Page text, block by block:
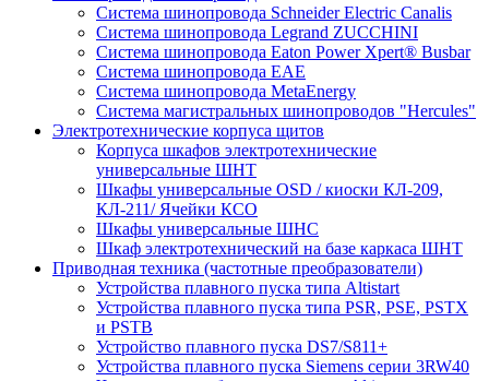
Система шинопровода Schneider Electric Canalis
Система шинопровода Legrand ZUCCHINI
Система шинопровода Eaton Power Xpert® Busbar
Система шинопровода EAE
Система шинопровода MetaEnergy
Система магистральных шинопроводов "Hercules"
Электротехнические корпуса щитов
Корпуса шкафов электротехнические
универсальные ШНТ
Шкафы универсальные OSD / киоски КЛ-209,
КЛ-211/ Ячейки КСО
Шкафы универсальные ШНС
Шкаф электротехнический на базе каркаса ШНТ
Приводная техника (частотные преобразователи)
Устройства плавного пуска типа Altistart
Устройства плавного пуска типа PSR, PSE, PSTX
и PSTB
Устройство плавного пуска DS7/S811+
Устройства плавного пуска Siemens серии 3RW40